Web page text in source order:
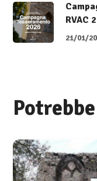
RVAC
21/01/